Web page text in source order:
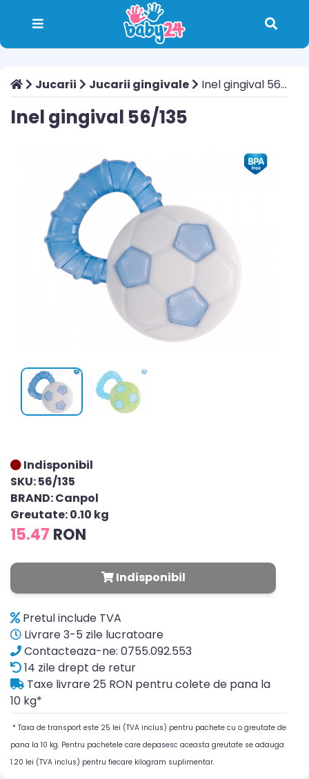
Jucarii Jucarii gingivale Inel gingival 56/135
Inel gingival 56/135
Indisponibil
SKU: 56/135
BRAND: Canpol
Greutate: 0.10 kg
15.47 RON
Indisponibil
Pretul include TVA
Livrare 3-5 zile lucratoare
Contacteaza-ne: 0755.092.553
14 zile drept de retur
Taxe livrare 25 RON pentru colete de pana la
10 kg*
* Taxa de transport este 25 lei (TVA inclus) pentru pachete cu o greutate de
pana la 10 kg. Pentru pachetele care depasesc aceasta greutate se adauga
1.20 lei (TVA inclus) pentru fiecare kilogram suplimentar.